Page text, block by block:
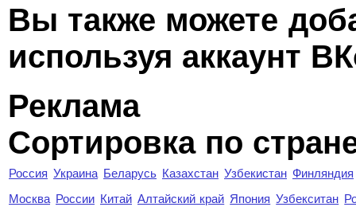
Вы также можете
используя аккаунт
Реклама
Сортировка по
Россия Украина Беларусь Казахстан Узбекистан Финляндия
Москва России Китай Алтайский край Япония Узбекситан